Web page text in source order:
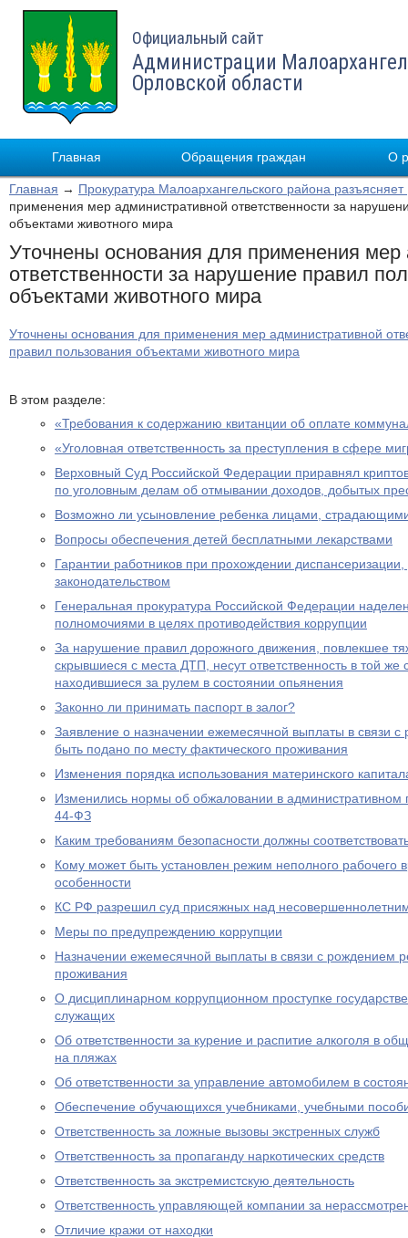
Официальный сайт
Администрации
Орловской области
Главная Обращения граждан О
Главная → Прокуратура Малоархангельского района разъясняет
применения мер административной ответственности за
объектами животного мира
Уточнены основания для применения мер
ответственности за нарушение правил
объектами животного мира
Уточнены основания для применения мер административной
правил пользования объектами животного мира
В этом разделе:
«Требования к содержанию квитанции об оплате
«Уголовная ответственность за преступления в сфере
Верховный Суд Российской Федерации приравнял
по уголовным делам об отмывании доходов, добытых
Возможно ли усыновление ребенка лицами,
Вопросы обеспечения детей бесплатными лекарствами
Гарантии работников при прохождении
законодательством
Генеральная прокуратура Российской Федерации
полномочиями в целях противодействия коррупции
За нарушение правил дорожного движения, повлекшее
скрывшиеся с места ДТП, несут ответственность в той же
находившиеся за рулем в состоянии опьянения
Законно ли принимать паспорт в залог?
Заявление о назначении ежемесячной выплаты в связи
быть подано по месту фактического проживания
Изменения порядка использования материнского
Изменились нормы об обжаловании в
44-ФЗ
Каким требованиям безопасности должны
Кому может быть установлен режим неполного рабочего
особенности
КС РФ разрешил суд присяжных над
Меры по предупреждению коррупции
Назначении ежемесячной выплаты в связи с рождением
проживания
О дисциплинарном коррупционном проступке
служащих
Об ответственности за курение и распитие алкоголя в
на пляжах
Об ответственности за управление автомобилем в
Обеспечение обучающихся учебниками, учебными
Ответственность за ложные вызовы экстренных служб
Ответственность за пропаганду наркотических средств
Ответственность за экстремистскую деятельность
Ответственность управляющей компании за
Отличие кражи от находки